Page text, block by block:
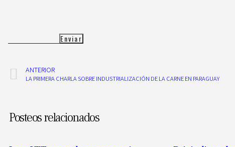
ANTERIOR
LA PRIMERA CHARLA SOBRE INDUSTRIALIZACIÓN DE LA CARNE EN PARAGUAY
Posteos relacionados